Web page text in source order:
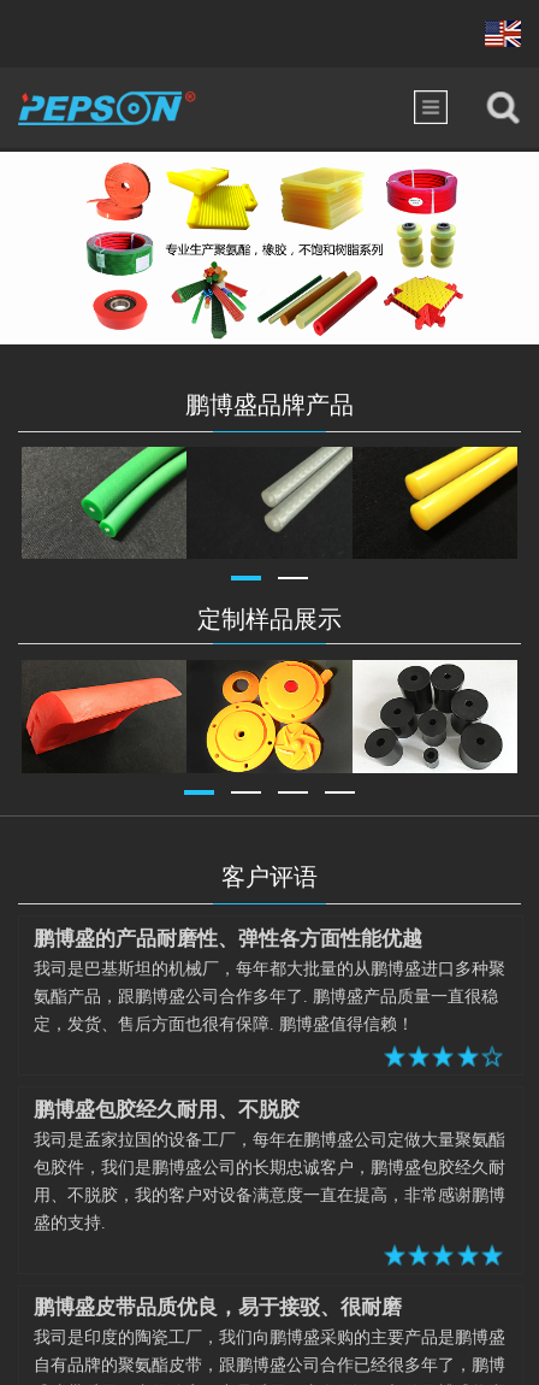
鹏博盛品牌产品
定制样品展示
客户评语
鹏博盛的产品耐磨性、弹性各方面性能优越
我司是巴基斯坦的机械厂，每年都大批量的从鹏博盛进口多种聚
氨酯产品，跟鹏博盛公司合作多年了. 鹏博盛产品质量一直很稳
定，发货、售后方面也很有保障. 鹏博盛值得信赖！
鹏博盛包胶经久耐用、不脱胶
我司是孟家拉国的设备工厂，每年在鹏博盛公司定做大量聚氨酯
包胶件，我们是鹏博盛公司的长期忠诚客户，鹏博盛包胶经久耐
用、不脱胶，我的客户对设备满意度一直在提高，非常感谢鹏博
盛的支持.
鹏博盛皮带品质优良，易于接驳、很耐磨
我司是印度的陶瓷工厂，我们向鹏博盛采购的主要产品是鹏博盛
自有品牌的聚氨酯皮带，跟鹏博盛公司合作已经很多年了，鹏博